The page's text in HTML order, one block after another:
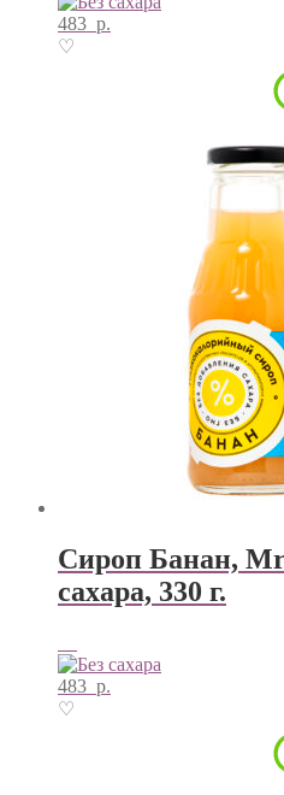
483 р.
♡
Сироп Банан,
сахара, 330 г.
483 р.
♡